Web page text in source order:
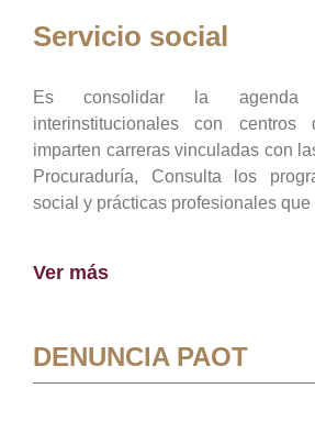
Servicio social
Es consolidar la agenda
interinstitucionales con
imparten carreras vinculadas con
Procuraduría, Consulta los
social y prácticas profesionales que
Ver más
DENUNCIA PAOT